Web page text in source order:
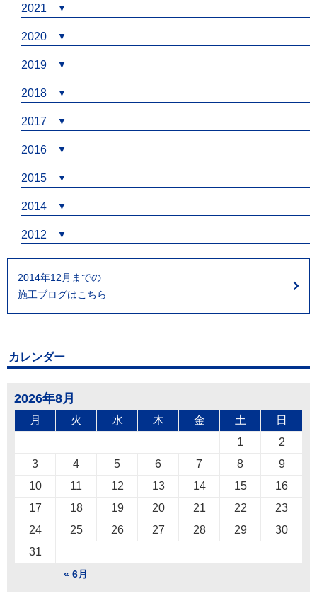
2021
2020
2019
2018
2017
2016
2015
2014
2012
2014年12月までの
施工ブログはこちら
カレンダー
2026年8月
月 火 水 木 金 土 日
« 6月
1
2
3
4 5 6 7 8
9
10
11 12 13 14 15
16
17
18 19 20 21 22
23
24
25 26 27 28 29
30
31